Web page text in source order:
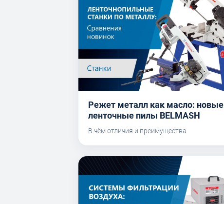
Режет металл как масло: новые
ленточные пилы BELMASH
В чём отличия и преимущества